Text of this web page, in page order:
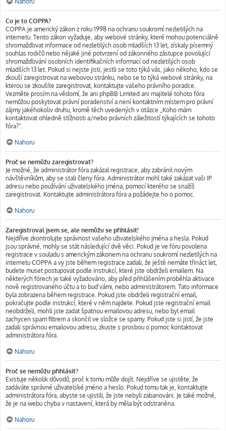
Co je to COPPA?
COPPA je americký zákon z roku 1998 na ochranu soukromí nezletilých na
internetu. Tento zákon vyžaduje, aby webové stránky, které mohou potenciálně
shromažďovat informace od nezletilých osob mladších 13 let, získaly písemný
souhlas rodičů nebo nějaké jiné potvrzení od zákonného zástupce povolující
shromažďování osobních identifikačních informací od nezletilých osob
mladších 13 let. Pokud si nejste jisti, jestli se toto týká vás, jako někoho, kdo se
zkouší zaregistrovat na webovou stránku, nebo se to týká webové stránky, na
kterou se zkoušíte zaregistrovat, kontaktujte vašeho právního poradce.
Vezměte prosím na vědomí, že ani phpBB Limited ani majitelé tohoto fóra
nemůžou poskytovat právní poradenství a není kontaktním místem pro právní
zájmy jakéhokoliv druhu, kromě těch uvedených v otázce „Koho mám
kontaktovat ohledně stížnosti a/nebo právních záležitostí týkajících se tohoto
fóra?“.
Nahoru
Proč se nemůžu zaregistrovat?
Je možné, že administrátor fóra zakázal registrace, aby zabránil novým
návštěvníkům, aby se stali členy fóra. Administrátor mohl také zakázat vaši IP
adresu nebo používání uživatelského jména, pomocí kterého se snažíš
zaregistrovat. Kontaktujte administrátora fóra a požádejte ho o pomoc.
Nahoru
Zaregistroval jsem se, ale nemůžu se přihlásit!
Nejdříve zkontrolujte správnost vašeho uživatelského jména a hesla. Pokud
jsou správné, mohly se stát následující dvě věci. Pokud je ve fóru povolena
registrace v souladu s americkým zákonem na ochranu soukromí nezletilých na
internetu COPPA a vy jste během registrace zadali, že ještě nemáte třináct let,
budete muset postupovat podle instrukcí, které jste obdrželi emailem. Na
některých fórech je také vyžadováno, aby před přihlášením proběhla aktivace
nově registrovaného účtu a to buď vámi, nebo administrátorem. Tato informace
byla zobrazena během registrace. Pokud jste obdrželi registrační email,
pokračujte podle instrukcí, které v něm najdete. Pokud jste registrační email
neobdrželi, mohli jste zadat špatnou emailovou adresu, nebo byl email
zachycen spam filtrem a skončil ve složce se spamy. Pokud jste si jistí, že jste
zadali správnou emailovou adresu, zkuste s prosbou o pomoc kontaktovat
administrátora fóra.
Nahoru
Proč se nemůžu přihlásit?
Existuje několik důvodů, proč k tomu může dojít. Nejdříve se ujistěte, že
zadáváte správné uživatelské jméno a heslo. Pokud tomu tak je, kontaktujte
administrátora fóra, abyste se ujistili, že jste nebyli zabanováni. Je také možné,
že je na webu chyba v nastavení, která by měla být odstraněna.
Nahoru